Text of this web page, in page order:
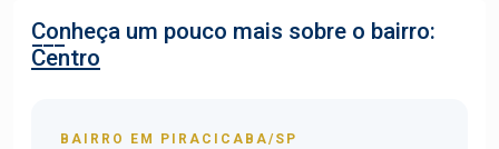
Conheça um pouco mais sobre o bairro:
Centro
BAIRRO EM PIRACICABA/SP